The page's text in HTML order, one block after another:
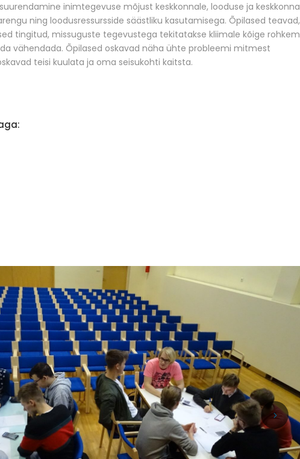
inimtegevuse mõjust keskkonnale, looduse ja keskkonna
ning loodusressursside säästliku kasutamisega. Õpilased teavad,
tingitud, missuguste tegevustega tekitatakse kliimale kõige rohkem
vähendada. Õpilased oskavad näha ühte probleemi mitmest
teisi kuulata ja oma seisukohti kaitsta.